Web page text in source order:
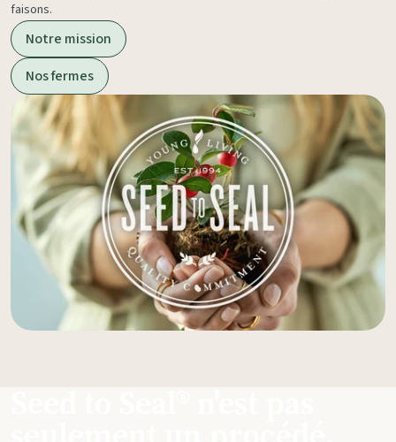
faisons.
Notre mission
Nos fermes
Seed to Seal® n'est pas